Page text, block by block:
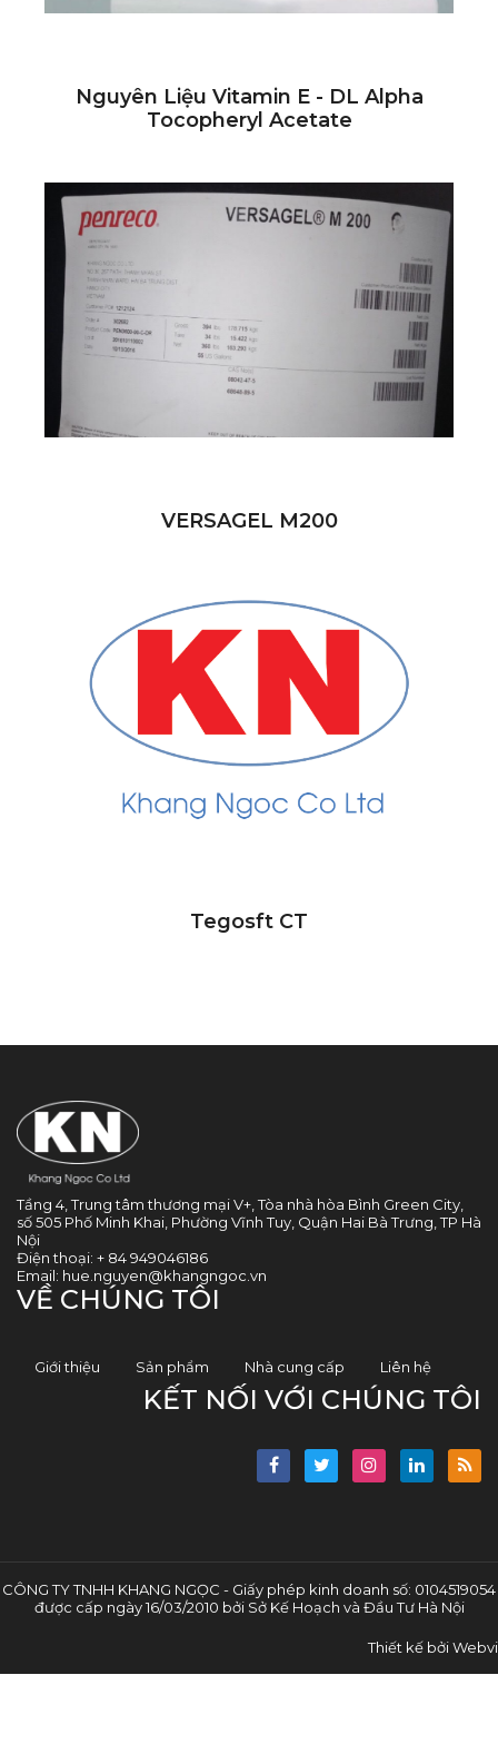
Nguyên Liệu Vitamin E - DL Alpha
Tocopheryl Acetate
VERSAGEL M200
Tegosft CT
Tầng 4, Trung tâm thương mại V+, Tòa nhà hòa Bình Green City,
số 505 Phố Minh Khai, Phường Vĩnh Tuy, Quận Hai Bà Trưng, TP Hà
Nội
Điện thoại: + 84 949046186
Email: hue.nguyen@khangngoc.vn
VỀ CHÚNG TÔI
Giới thiệu Sản phẩm Nhà cung cấp Liên hệ
KẾT NỐI VỚI CHÚNG TÔI
CÔNG TY TNHH KHANG NGỌC - Giấy phép kinh doanh số: 0104519054
được cấp ngày 16/03/2010 bởi Sở Kế Hoạch và Đầu Tư Hà Nội
Thiết kế bởiWebvi